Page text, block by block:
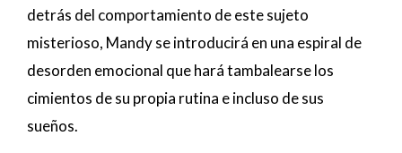
detrás del comportamiento de este sujeto
misterioso, Mandy se introducirá en una espiral de
desorden emocional que hará tambalearse los
cimientos de su propia rutina e incluso de sus
sueños.